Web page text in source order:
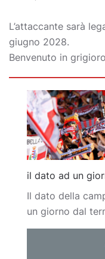
L’attaccante sarà
giugno 2028.
Benvenuto in
il dato ad un
Il dato della
un giorno dal